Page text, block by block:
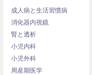
成人病と生活習慣病
消化器内視鏡
腎と透析
小児内科
小児外科
周産期医学